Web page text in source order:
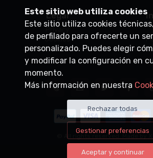
Legal
Cookies
Condiciones de venta
© All rights reserved. Made by
Este sitio web utiliza cookies
Este sitio utiliza cookies
de perfilado para ofrecerte un
personalizado. Puedes elegir
y modificar la configuración en
momento.
Más información en nuestra
Rechazar todas
Gestionar preferencias
Aceptar y continuar